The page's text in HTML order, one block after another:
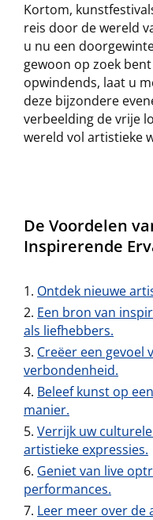
Kortom,
reis door de wereld
u nu een
gewoon op zoek
opwindends, laat u
deze bijzondere
verbeelding de vrije
wereld vol artistieke
De Voordelen
Inspirerende
Ontdek nieuwe
Een bron van
als liefhebbers.
Creëer een gevoel
verbondenheid.
Beleef kunst op
manier.
Verrijk uw
artistieke expressies.
Geniet van live
performances.
Leer meer over de